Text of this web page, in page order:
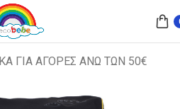
ΓΙΑ ΑΓΟΡΕΣ ΑΝΩ ΤΩΝ 50€
ΠΟΥΦ